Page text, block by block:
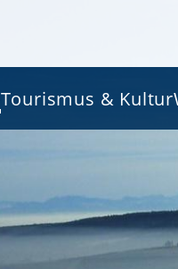
Tourismus & Kultur